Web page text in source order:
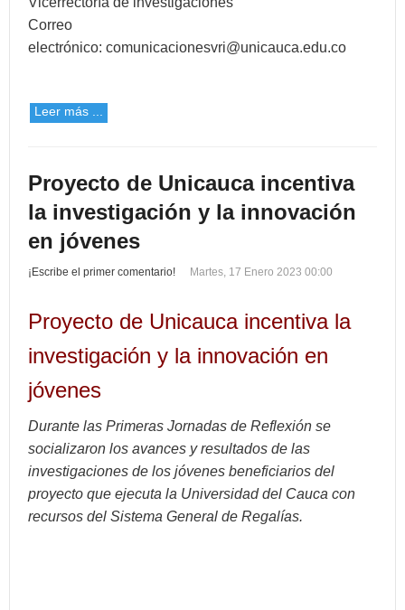
Correo
electrónico: comunicacionesvri@unicauca.edu.co
Leer más ...
Proyecto de Unicauca incentiva
la investigación y la innovación
en jóvenes
¡Escribe el primer comentario! Martes, 17 Enero 2023 00:00
Proyecto de Unicauca incentiva la
investigación y la innovación en
jóvenes
Durante las Primeras Jornadas de Reflexión se
socializaron los avances y resultados de las
investigaciones de los jóvenes beneficiarios del
proyecto que ejecuta la Universidad del Cauca con
recursos del Sistema General de Regalías.